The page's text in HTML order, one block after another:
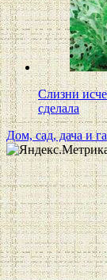
Слизни
сделала
Дом, сад, дача и